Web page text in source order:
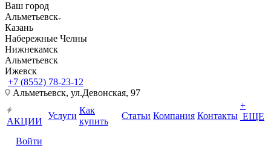
Ваш город
Альметьевск
Казань
Набережные Челны
Нижнекамск
Альметьевск
Ижевск
+7 (8552) 78-23-12
Альметьевск, ​ул.Девонская, 97
АКЦИИ
Услуги
Как
купить
Статьи Компания Контакты
+
ЕЩЕ
Войти